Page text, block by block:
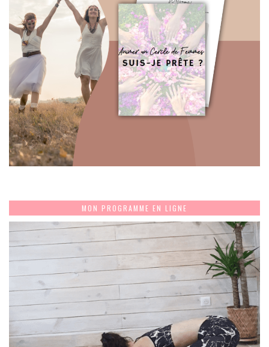
MON PROGRAMME EN LIGNE